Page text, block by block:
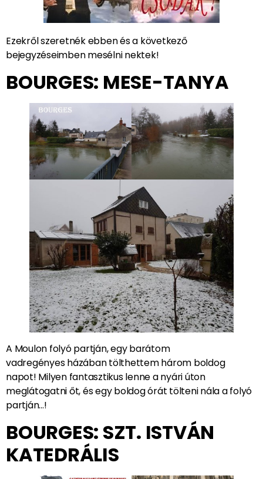
Ezekről szeretnék ebben és a következő
bejegyzéseimben mesélni nektek!
BOURGES: MESE-TANYA
A Moulon folyó partján, egy barátom
vadregényes házában tölthettem három boldog
napot! Milyen fantasztikus lenne a nyári úton
meglátogatni őt, és egy boldog órát tölteni nála a folyó
partján…!
BOURGES: SZT. ISTVÁN
KATEDRÁLIS